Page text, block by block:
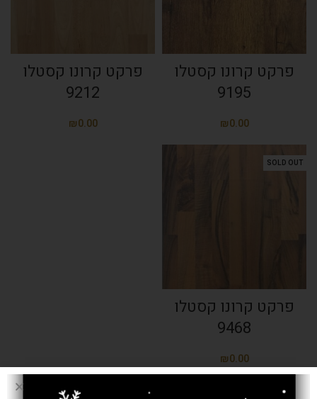
פרקט קרונו קסטלו
9195
₪
פרקט קרונו קסטלו
9212
₪
SOLD OUT
פרקט קרונו קסטלו
9468
₪
פרקט גרמני-מחיר